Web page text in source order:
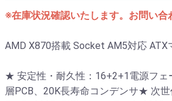
※在庫状況確認いたします。お問い合
AMD X870搭載 Socket AM5対応 ATX
★ 安定性・耐久性：16+2+1電源フェ
層PCB、20K長寿命コンデンサ★ 次世